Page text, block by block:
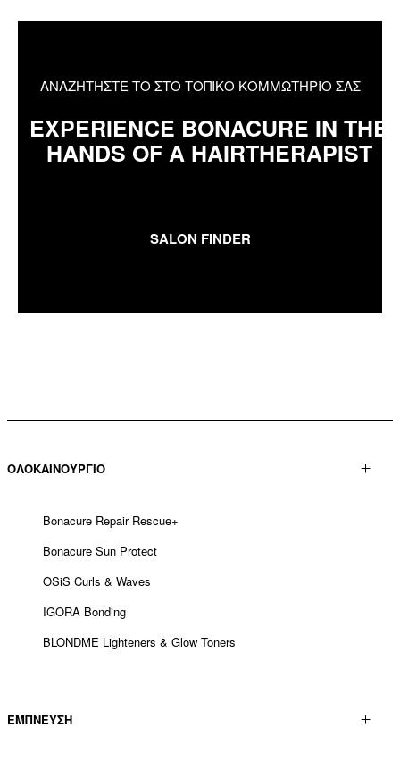
ΑΝΑΖΗΤΗΣΤΕ ΤΟ ΣΤΟ ΤΟΠΙΚΟ ΚΟΜΜΩΤΗΡΙΟ ΣΑΣ
EXPERIENCE BONACURE IN THE
HANDS OF A HAIRTHERAPIST
SALON FINDER
ΟΛΟΚΑΙΝΟΥΡΓΙΟ
Bonacure Repair Rescue+
Bonacure Sun Protect
OSiS Curls & Waves
IGORA Bonding
BLONDME Lighteners & Glow Toners
ΕΜΠΝΕΥΣΗ